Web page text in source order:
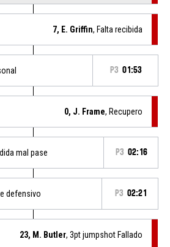
7, E. Griffin, Falta recibida
P3 01:53
0, J. Frame, Recupero
mal pase P3 02:16
defensivo P3 02:21
23, M. Butler, 3pt jumpshot Fallado